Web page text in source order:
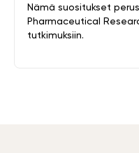
Nämä suositukset
Pharmaceutical
tutkimuksiin.